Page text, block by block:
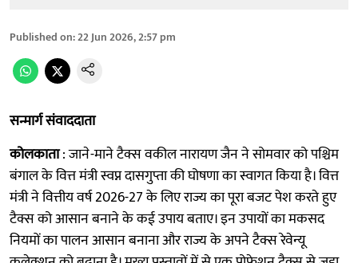
Published on:22 Jun 2026, 2:57 pm
सन्मार्ग संवाददाता
कोलकाता: जाने-माने टैक्स वकील नारायण जैन ने सोमवार को पश्चिम
बंगाल के वित्त मंत्री स्वप्न दासगुप्ता की घोषणा का स्वागत किया है। वित्त
मंत्री ने वित्तीय वर्ष 2026-27 के लिए राज्य का पूरा बजट पेश करते हुए
टैक्स को आसान बनाने के कई उपाय बताए। इन उपायों का मकसद
नियमों का पालन आसान बनाना और राज्य के अपने टैक्स रेवेन्यू